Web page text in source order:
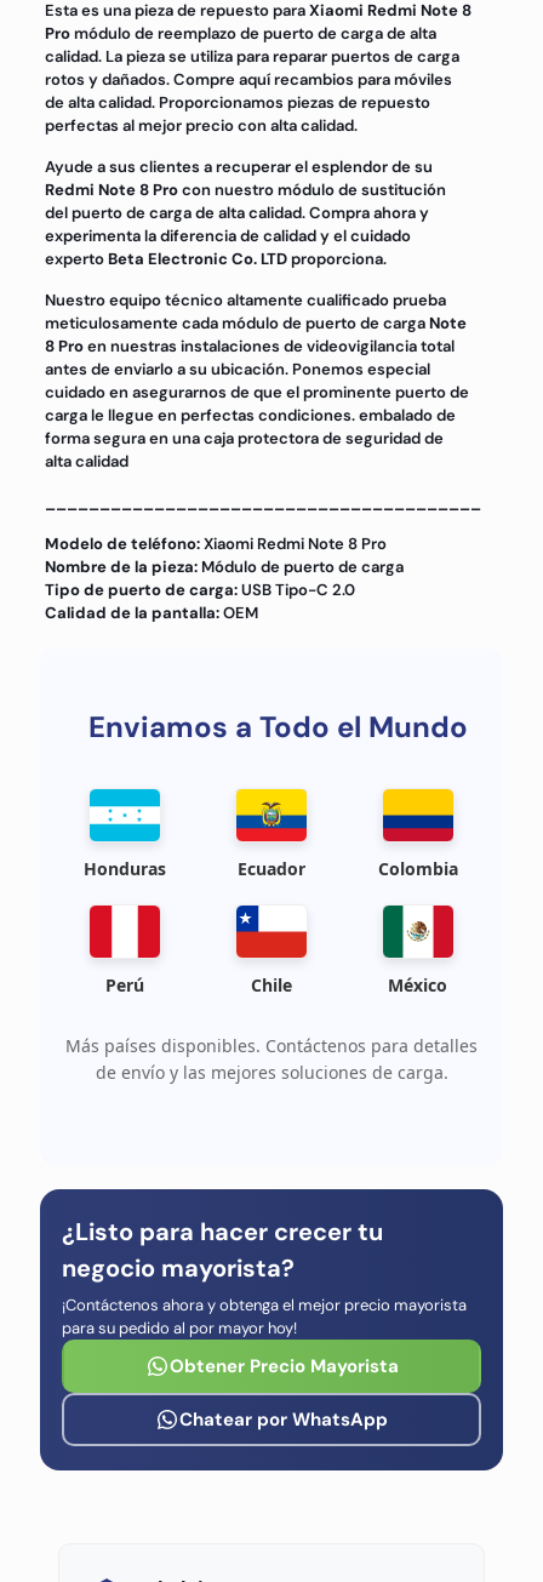
Esta es una pieza de repuesto paraXiaomi Redmi Note 8
Promódulo de reemplazo de puerto de carga de alta
calidad. La pieza se utiliza para reparar puertos de carga
rotos y dañados. Compre aquí recambios para móviles
de alta calidad. Proporcionamos piezas de repuesto
perfectas al mejor precio con alta calidad.
Ayude a sus clientes a recuperar el esplendor de su
Redmi Note 8 Procon nuestro módulo de sustitución
del puerto de carga de alta calidad. Compra ahora y
experimenta la diferencia de calidad y el cuidado
expertoBeta Electronic Co. LTDproporciona.
Nuestro equipo técnico altamente cualificado prueba
meticulosamente cada módulo de puerto de cargaNote
8 Proen nuestras instalaciones de videovigilancia total
antes de enviarlo a su ubicación. Ponemos especial
cuidado en asegurarnos de que el prominente puerto de
carga le llegue en perfectas condiciones. embalado de
forma segura en una caja protectora de seguridad de
alta calidad
Modelo de teléfono:Xiaomi Redmi Note 8 Pro
Nombre de la pieza: Módulo de puerto de carga
Tipo de puerto de carga:USB Tipo-C 2.0
Calidad de la pantalla:OEM
Enviamos a Todo el Mundo
Honduras Ecuador Colombia
Perú Chile México
Más países disponibles. Contáctenos para detalles
de envío y las mejores soluciones de carga.
¿Listo para hacer crecer tu
negocio mayorista?
¡Contáctenos ahora y obtenga el mejor precio mayorista
para su pedido al por mayor hoy!
Obtener Precio Mayorista
Chatear por WhatsApp